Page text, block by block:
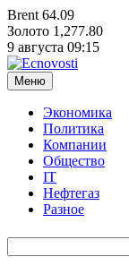
Brent 64.09
Золото 1,277.80
9 августа 09:15
Меню
Экономика
Политика
Компании
Общество
IT
Нефтегаз
Разное